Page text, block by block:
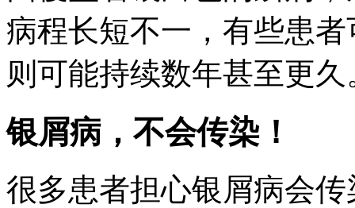
病程长短不一，有些患
则可能持续数年甚至更久
银屑病，不会传染！
很多患者担心银屑病会